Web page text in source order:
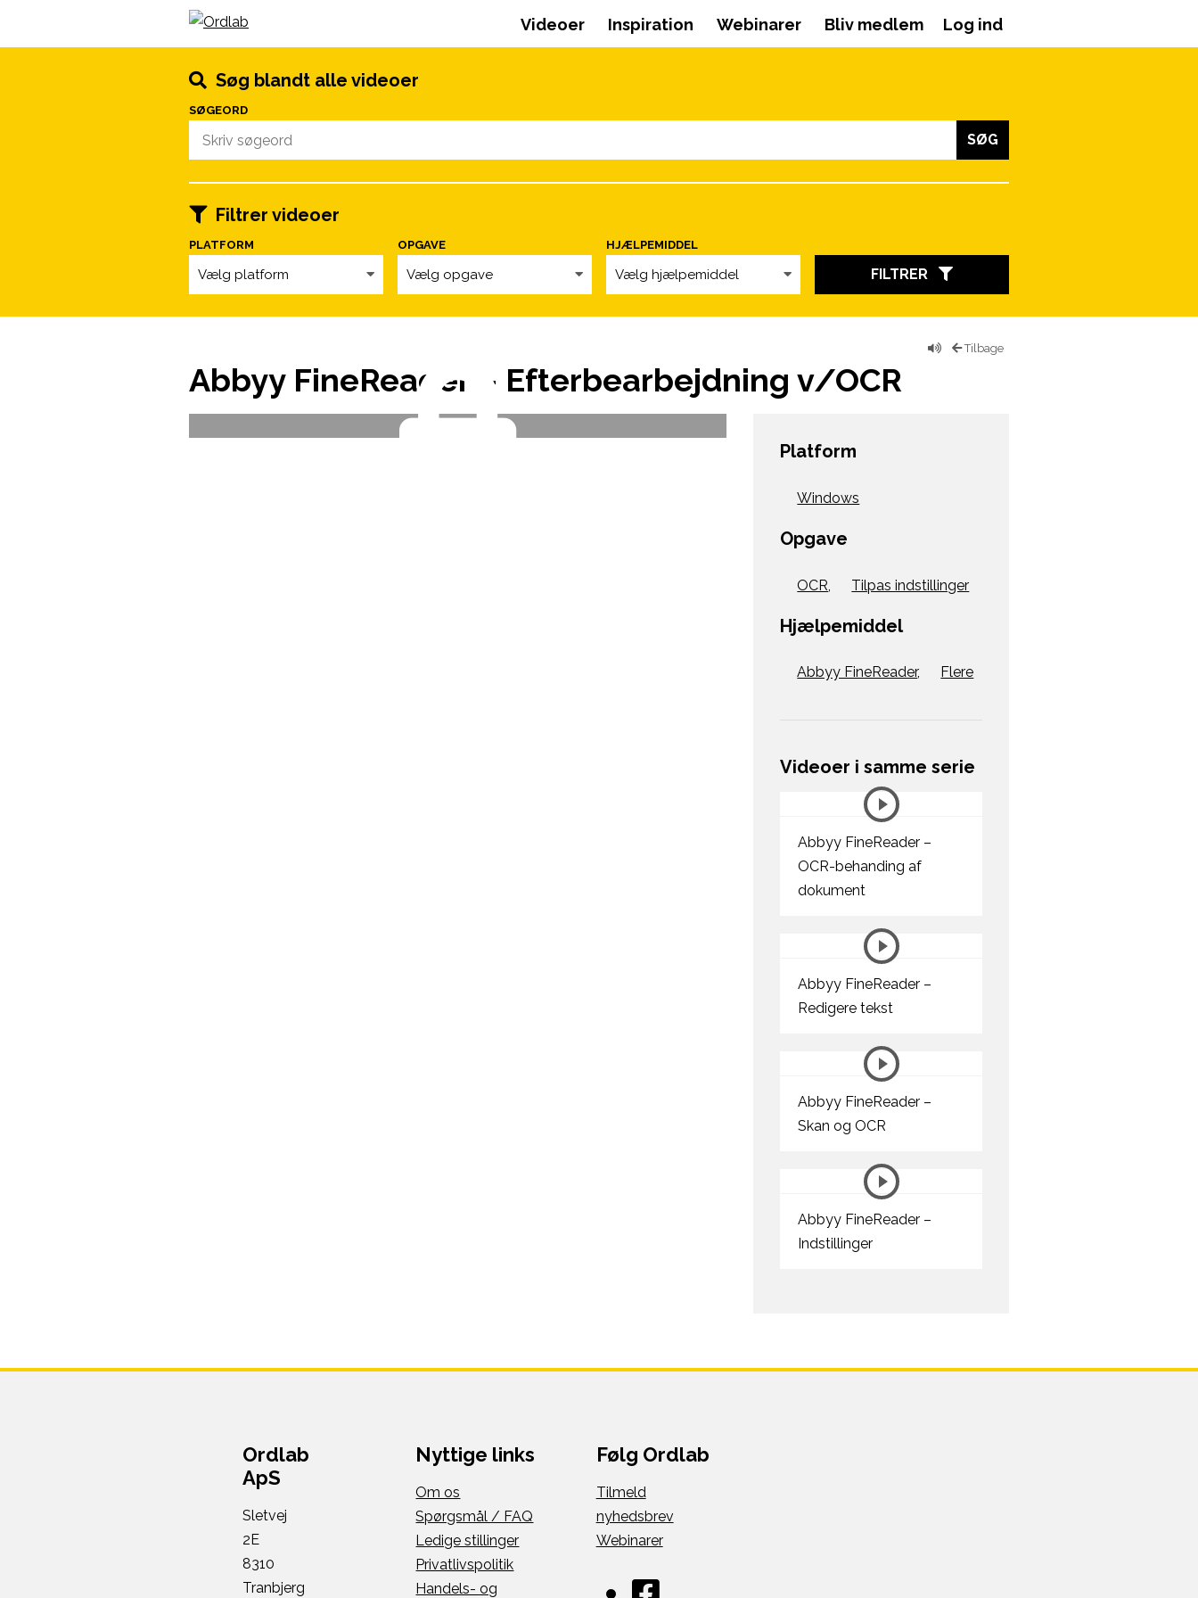
Spring til indhold Videoer Inspiration Webinarer Bliv medlem Log ind
Søg blandt alle videoer
SØGEORD
SØG
Filtrer videoer
PLATFORM
Vælg platform
OPGAVE
Vælg opgave
HJÆLPEMIDDEL
Vælg hjælpemiddel
Tilbage
Abbyy FineReader – Efterbearbejdning v/OCR
Platform
Windows
Opgave
OCR Tilpas indstillinger
Hjælpemiddel
Abbyy FineReader, Flere
Videoer i samme serie
Abbyy FineReader –
OCR-behanding af
dokument
Abbyy FineReader –
Redigere tekst
Abbyy FineReader –
Skan og OCR
Abbyy FineReader –
Indstillinger
Ordlab
ApS
Sletvej
2E
8310
Tranbjerg
Nyttige links
Om os
Spørgsmål / FAQ
Ledige stillinger
Privatlivspolitik
Handels- og
Følg Ordlab
Tilmeld
nyhedsbrev
Webinarer